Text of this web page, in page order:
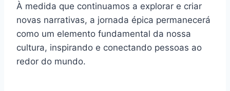
À medida que continuamos a explorar e criar
novas narrativas, a jornada épica permanecerá
como um elemento fundamental da nossa
cultura, inspirando e conectando pessoas ao
redor do mundo.